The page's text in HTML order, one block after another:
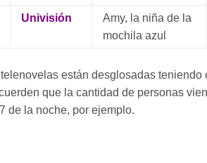
Univisión
Amy, la niña de la
mochila azul
están desglosadas
que la cantidad de personas
de la noche, por ejemplo.